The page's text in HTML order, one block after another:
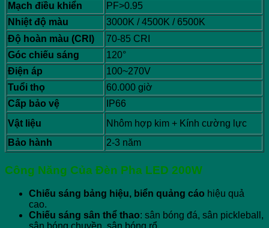
Mạch điều khiển
PF>0.95
Nhiệt độ màu
3000K / 4500K / 6500K
Độ hoàn màu (CRI)
70-85 CRI
Góc chiếu sáng
120°
Điện áp
100~270V
Tuổi thọ
60.000 giờ
Cấp bảo vệ
IP66
Vật liệu
Nhôm hợp kim + Kính cường lực
Bảo hành
2-3 năm
Công Năng Của Đèn Pha LED 200W
Chiếu sáng bảng hiệu, biển quảng cáo hiệu quả
cao.
Chiếu sáng sân thể thao: sân bóng đá, sân pickleball,
sân bóng chuyền, sân bóng rổ.